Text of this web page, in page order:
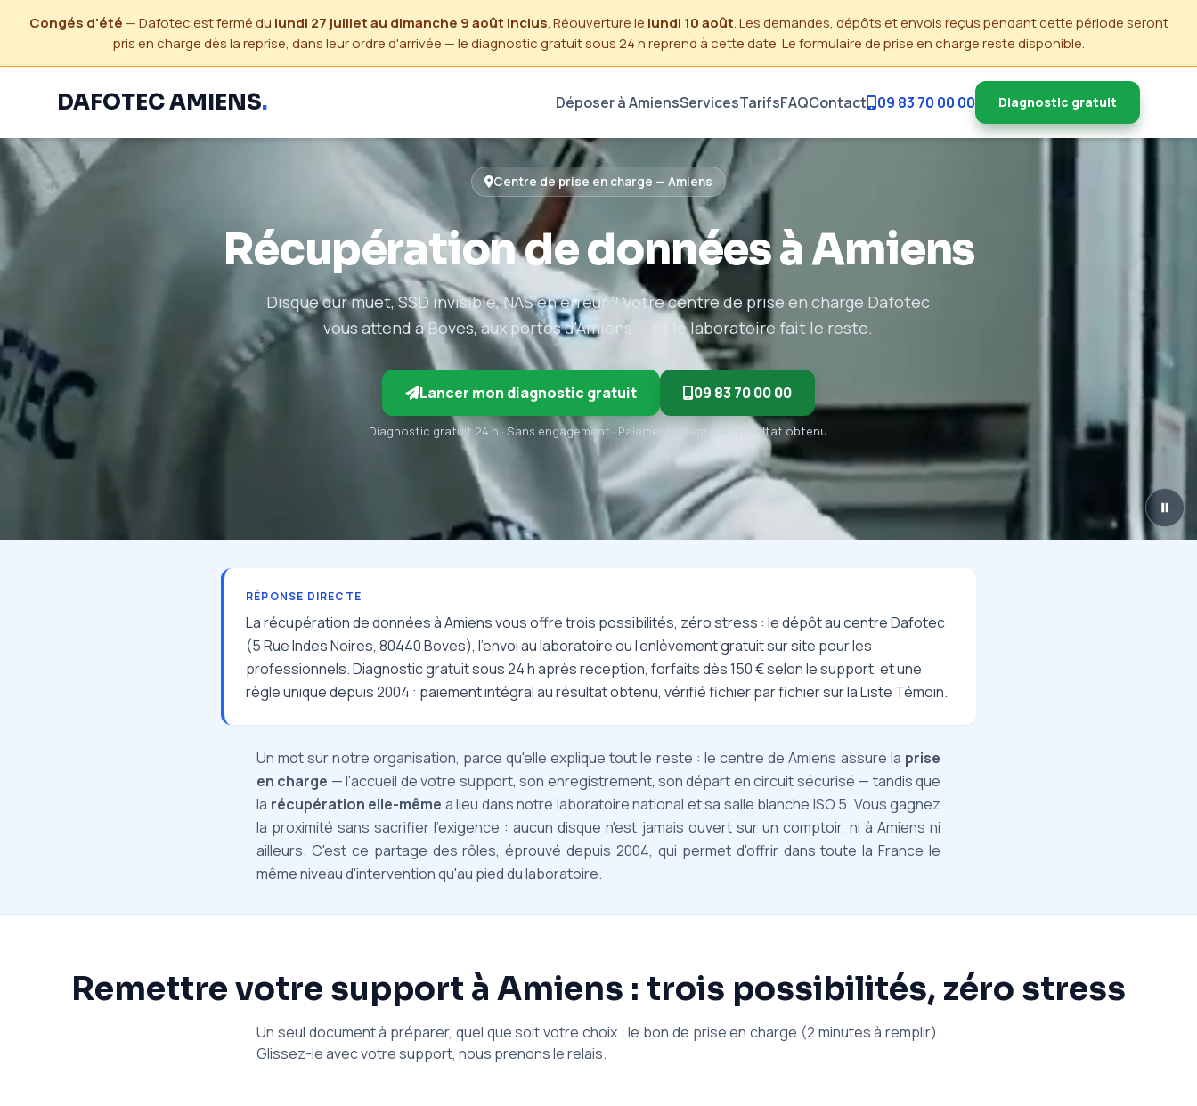
Congés d'été — Dafotec est fermé du lundi 27 juillet au dimanche 9 août inclus. Réouverture le lundi 10 août. Les demandes, dépôts et envois reçus pendant cette période seront
pris en charge dès la reprise, dans leur ordre d'arrivée — le diagnostic gratuit sous 24 h reprend à cette date. Le formulaire de prise en charge reste disponible.
DAFOTEC AMIENS. Déposer à AmiensServicesTarifsFAQContact 09 83 70 00 00 Diagnostic gratuit
Centre de prise en charge — Amiens
Récupération de données à Amiens
Disque dur muet, SSD invisible, NAS en erreur ? Votre centre de prise en charge Dafotec
vous attend à Boves, aux portes d'Amiens — et le laboratoire fait le reste.
Lancer mon diagnostic gratuit 09 83 70 00 00
Diagnostic gratuit 24 h · Sans engagement · Paiement intégral au résultat obtenu
RÉPONSE DIRECTE
La récupération de données à Amiens vous offre trois possibilités, zéro stress : le dépôt au centre Dafotec
(5 Rue Indes Noires, 80440 Boves), l'envoi au laboratoire ou l'enlèvement gratuit sur site pour les
professionnels. Diagnostic gratuit sous 24 h après réception, forfaits dès 150 € selon le support, et une
règle unique depuis 2004 : paiement intégral au résultat obtenu, vérifié fichier par fichier sur la Liste Témoin.
Un mot sur notre organisation, parce qu'elle explique tout le reste : le centre de Amiens assure la prise
en charge — l'accueil de votre support, son enregistrement, son départ en circuit sécurisé — tandis que
la récupération elle-même a lieu dans notre laboratoire national et sa salle blanche ISO 5. Vous gagnez
la proximité sans sacrifier l'exigence : aucun disque n'est jamais ouvert sur un comptoir, ni à Amiens ni
ailleurs. C'est ce partage des rôles, éprouvé depuis 2004, qui permet d'offrir dans toute la France le
même niveau d'intervention qu'au pied du laboratoire.
Remettre votre support à Amiens : trois possibilités, zéro stress
Un seul document à préparer, quel que soit votre choix : le bon de prise en charge (2 minutes à remplir).
Glissez-le avec votre support, nous prenons le relais.